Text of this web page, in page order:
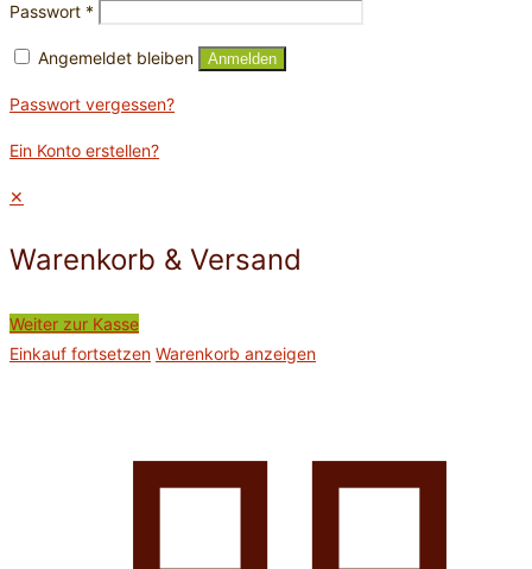
Passwort *
Angemeldet bleiben Anmelden
Passwort vergessen?
Ein Konto erstellen?
✕
Warenkorb & Versand
Weiter zur Kasse
Einkauf fortsetzen Warenkorb anzeigen